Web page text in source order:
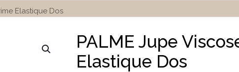
Elastique Dos
PALME Jupe
Elastique Dos